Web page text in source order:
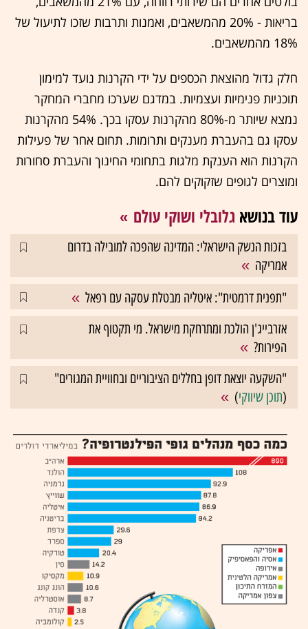
בריאות - 20% מהמשאבים, ואמנות ותרבות שזכו לתיעול של
18% מהמשאבים.
חלק גדול מהוצאת הכספים על ידי הקרנות נועד למימון
תוכניות פנימיות ועצמיות. במדגם שערכו מחברי המחקר
נמצא שיותר מ-80% מהקרנות עסקו בכך. 54% מהקרנות
עסקו גם בהעברת מענקים ותרומות. תחום אחר של פעילות
הקרנות הוא הענקת מלגות בתחומי החינוך והעברת סחורות
ומוצרים לגופים שזקוקים להם.
עוד בנושא גלובלי ושוקי עולם
בזכות הנשק הישראלי: המדינה שהפכה למובילה בדרום
אמריקה
"תפנית דרמטית": איטליה מבטלת עסקה עם רפאל
אזרבייג'ן הולכת ומתרחקת מישראל. מי תקטוף את
הפירות?
"השקעה יוצאת דופן בחללים הציבוריים ובחוויית המגורים"
(תוכן שיווקי)